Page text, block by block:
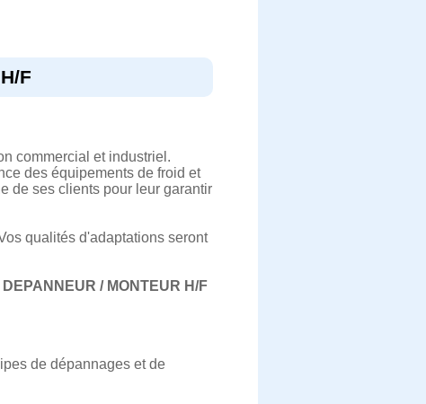
F
commercial et industriel.
des équipements de froid et
de ses clients pour leur garantir
qualités d'adaptations seront
/ MONTEUR H/F
de dépannages et de